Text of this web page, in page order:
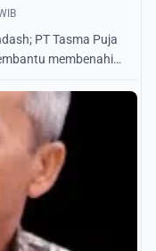
PT Tasma Puja
membenahi